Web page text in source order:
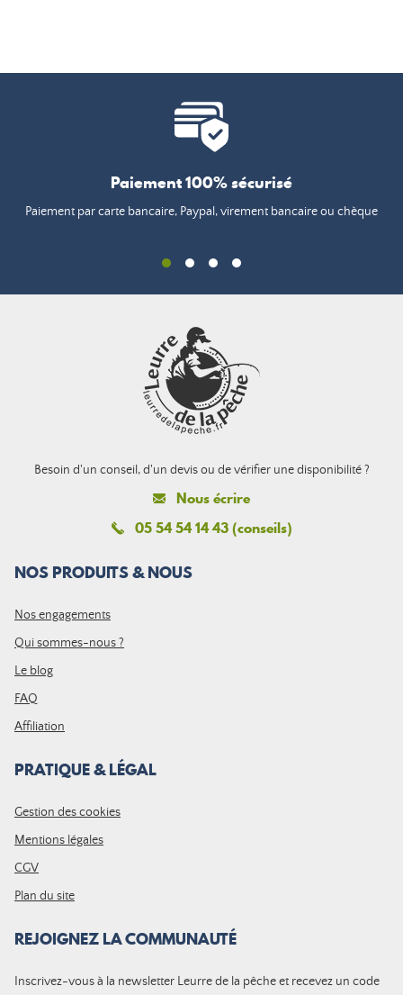
Paiement 100% sécurisé
Paiement par carte bancaire, Paypal, virement bancaire ou chèque
Besoin d'un conseil, d'un devis ou de vérifier une disponibilité ?
Nous écrire
05 54 54 14 43 (conseils)
NOS PRODUITS & NOUS
Nos engagements
Qui sommes-nous ?
Le blog
FAQ
Affiliation
PRATIQUE & LÉGAL
Gestion des cookies
Mentions légales
CGV
Plan du site
REJOIGNEZ LA COMMUNAUTÉ
Inscrivez-vous à la newsletter Leurre de la pêche et recevez un code